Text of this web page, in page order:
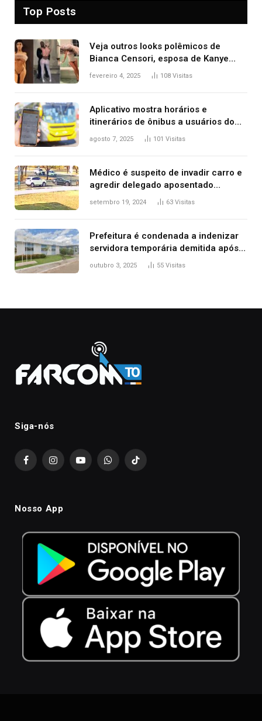
Top Posts
Veja outros looks polêmicos de
Bianca Censori, esposa de Kanye
West que apareceu nua no Grammy
fevereiro 4, 2025 108 Visitas
Aplicativo mostra horários e
itinerários de ônibus a usuários do
transporte público de Palmas; confira
agosto 7, 2025 101 Visitas
Médico é suspeito de invadir carro e
agredir delegado aposentado
durante confusão no trânsito
setembro 19, 2024 63 Visitas
Prefeitura é condenada a indenizar
servidora temporária demitida após
nascimento da filha
outubro 3, 2025 55 Visitas
Siga-nós
FacebookInstagramYouTubeWhatsAppTikTok
Nosso App